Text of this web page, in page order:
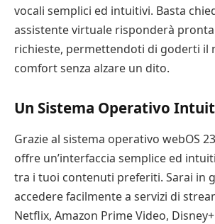
vocali semplici ed intuitivi. Basta
assistente virtuale risponderà
richieste, permettendoti di goderti il
comfort senza alzare un dito.
Un Sistema Operativo
Grazie al sistema operativo webOS
offre un’interfaccia semplice ed
tra i tuoi contenuti preferiti. Sarai in
accedere facilmente a servizi di
Netflix, Amazon Prime Video,